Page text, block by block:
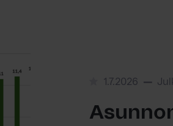
1.7.2026